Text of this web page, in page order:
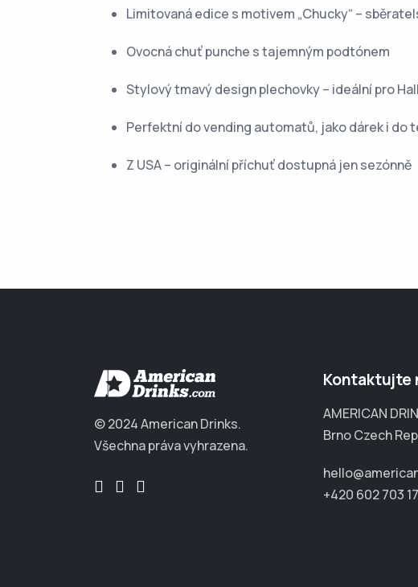
Limitovaná edice s motivem „Chucky“ –
Ovocná chuť punche s tajemným podtónem
Stylový tmavý design plechovky – ideální pro
Perfektní do vending automatů, jako dárek i do
Z USA – originální příchuť dostupná jen sezónně
© 2024 American Drinks.
Všechna práva vyhrazena.
Kontaktujte
AMERICAN
Brno Czech
+420 602 703